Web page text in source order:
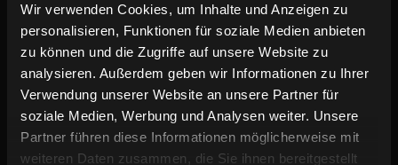
Wir verwenden Cookies, um Inhalte und Anzeigen zu
personalisieren, Funktionen für soziale Medien anbieten
zu können und die Zugriffe auf unsere Website zu
analysieren. Außerdem geben wir Informationen zu Ihrer
Verwendung unserer Website an unsere Partner für
soziale Medien, Werbung und Analysen weiter. Unsere
Partner führen diese Informationen möglicherweise mit
weiteren Daten zusammen, die Sie ihnen bereitgestellt
Besetzung:Karl Merkatz, Sascha Wussow, Caroline Vasicek,
Heinrich Schweiger, Heinz Petters, Volker Schmidt, Marianne
Nentwich, Heinz Marecek, Thaddäus Podgorski, Dolores
Schmidinger, Katalin Szántó, Adi Hirschal, Herbert Pendl, Gideon
Singer
Drama/ Komödie